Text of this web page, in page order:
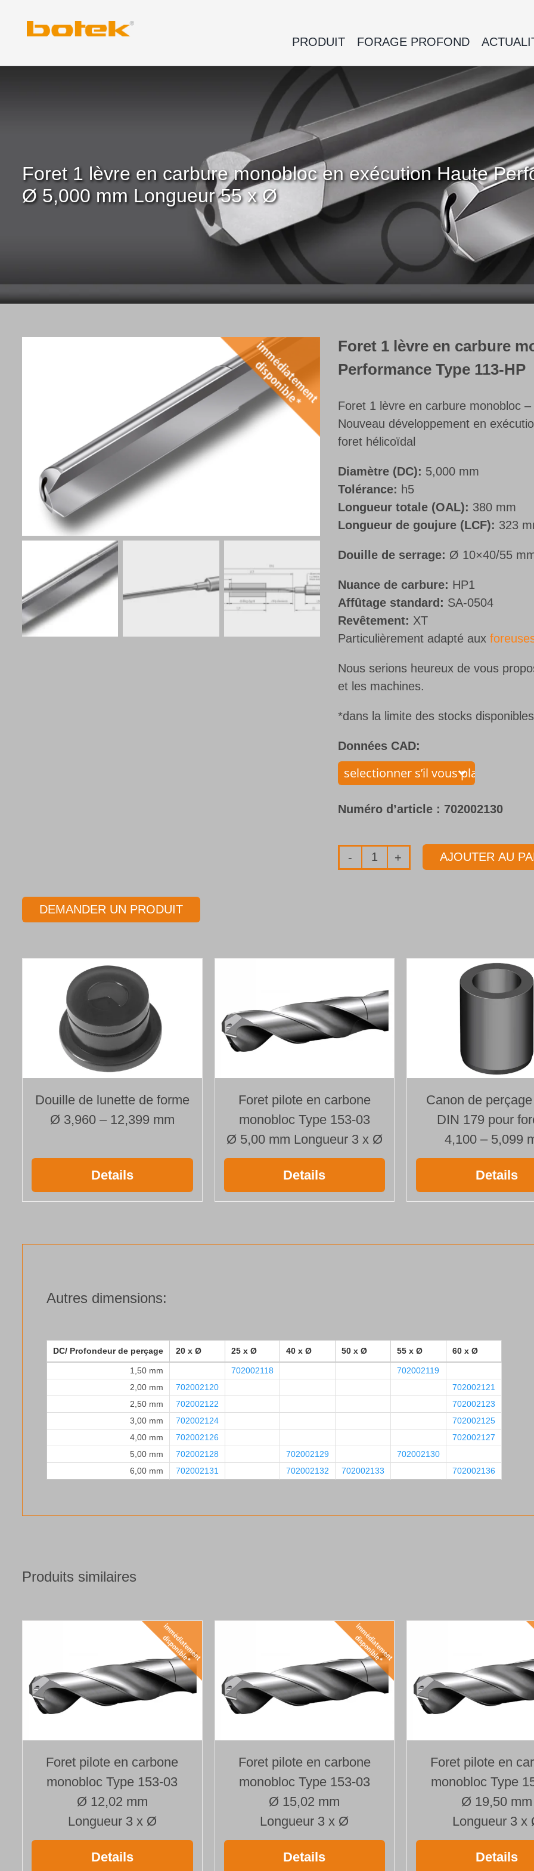
PRODUIT FORAGE PROFOND
Foret 1 lèvre en carbure monobloc en exécution Haute
Ø 5,000 mm Longueur 55 x Ø
Foret 1 lèvre en carbure
Performance Type 113-HP
Foret 1 lèvre en carbure monobloc
Nouveau développement en
foret hélicoïdal
Diamètre (DC): 5,000 mm
Tolérance: h5
Longueur totale (OAL): 380 mm
Longueur de goujure (LCF): 323
Douille de serrage: Ø 10×40/55
Nuance de carbure: HP1
Affûtage standard: SA-0504
Revêtement: XT
Particulièrement adapté aux
Nous serions heureux de vous
et les machines.
*dans la limite des stocks
Données CAD:
Numéro d’article : 702002130
quantité
monobloc
en
exécution
Type 113-
Ø 5,000 mm
Longueur 55
AJOUTER AU
DEMANDER UN PRODUIT
Douille de lunette de forme
Ø 3,960 – 12,399 mm
Details
Foret pilote en carbone
monobloc Type 153-03
Ø 5,00 mm Longueur 3 x Ø
Details
Canon de
DIN 179 pour
4,100 – 5,099
Details
Autres dimensions:
DC/ Profondeur de perçage 20 x Ø 25 x Ø 40 x Ø 50 x Ø 55 x Ø 60 x Ø
1,50 mm 702002118
702002119
2,00 mm
702002120
702002121
2,50 mm
702002122
702002123
3,00 mm
702002124
702002125
4,00 mm
702002126
702002127
5,00 mm
702002128 702002129
702002130
6,00 mm
702002131 702002132 702002133 702002136
Produits similaires
Foret pilote en carbone
monobloc Type 153-03
Ø 12,02 mm
Longueur 3 x Ø
Details
Foret pilote en carbone
monobloc Type 153-03
Ø 15,02 mm
Longueur 3 x Ø
Details
Foret pilote en
monobloc Type
Ø 19,50 mm
Longueur 3 x
Details